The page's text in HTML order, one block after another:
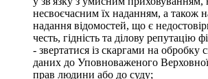
несвоєчасним їх наданням, а також
надання відомостей, що є
честь, гідність та ділову репутацію
- звертатися із скаргами на обробку
даних до Уповноваженого
прав людини або до суду;